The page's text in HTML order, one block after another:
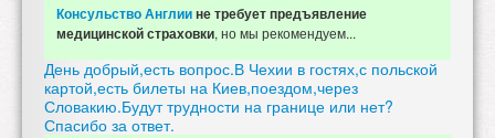
Консульство Англиине требует предъявление
медицинской страховки, но мы рекомендуем...
День добрый,есть вопрос.В Чехии в гостях,с польской
картой,есть билеты на Киев,поездом,через
Словакию.Будут трудности на границе или нет?
Спасибо за ответ.